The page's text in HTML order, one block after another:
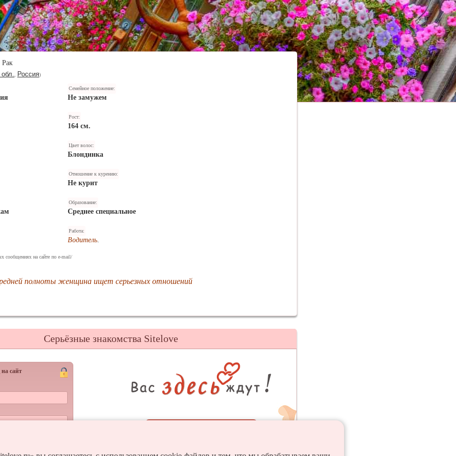
Рак
обл. Россия)
Семейное положение:
Не замужем
Рост:
164 см.
Цвет волос:
Блондинка
Отношение к курению:
Не курит
Образование:
Среднее специальное
Работа:
Водитель.
сообщениях на сайте по e-mail/
полноты женщина ищет серьезных отношений
Серьёзные знакомства Sitelove
сайт